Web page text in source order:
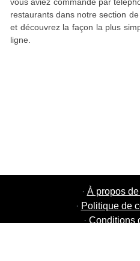
restaurants dans notre section
et découvrez la façon la plus
ligne.
· À propos
· Politique de
· Conditions